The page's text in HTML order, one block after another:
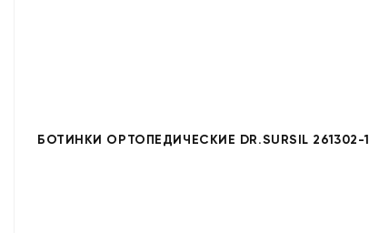
БОТИНКИ ОРТОПЕДИЧЕСКИЕ DR.SURSIL 261302-1